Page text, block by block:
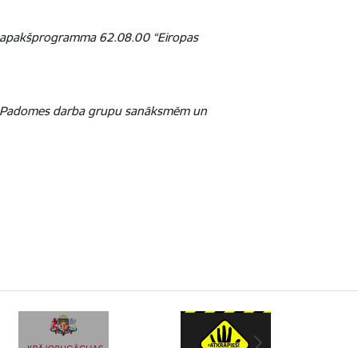
62.08.00 “Eiropas
darba grupu sanāksmēm un